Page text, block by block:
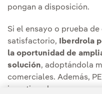
pongan a disposición.
Si el ensayo o prueba
satisfactorio,
Iberdrola
la oportunidad de
solución, adoptándola
comerciales. Además,
invertir en la empresa